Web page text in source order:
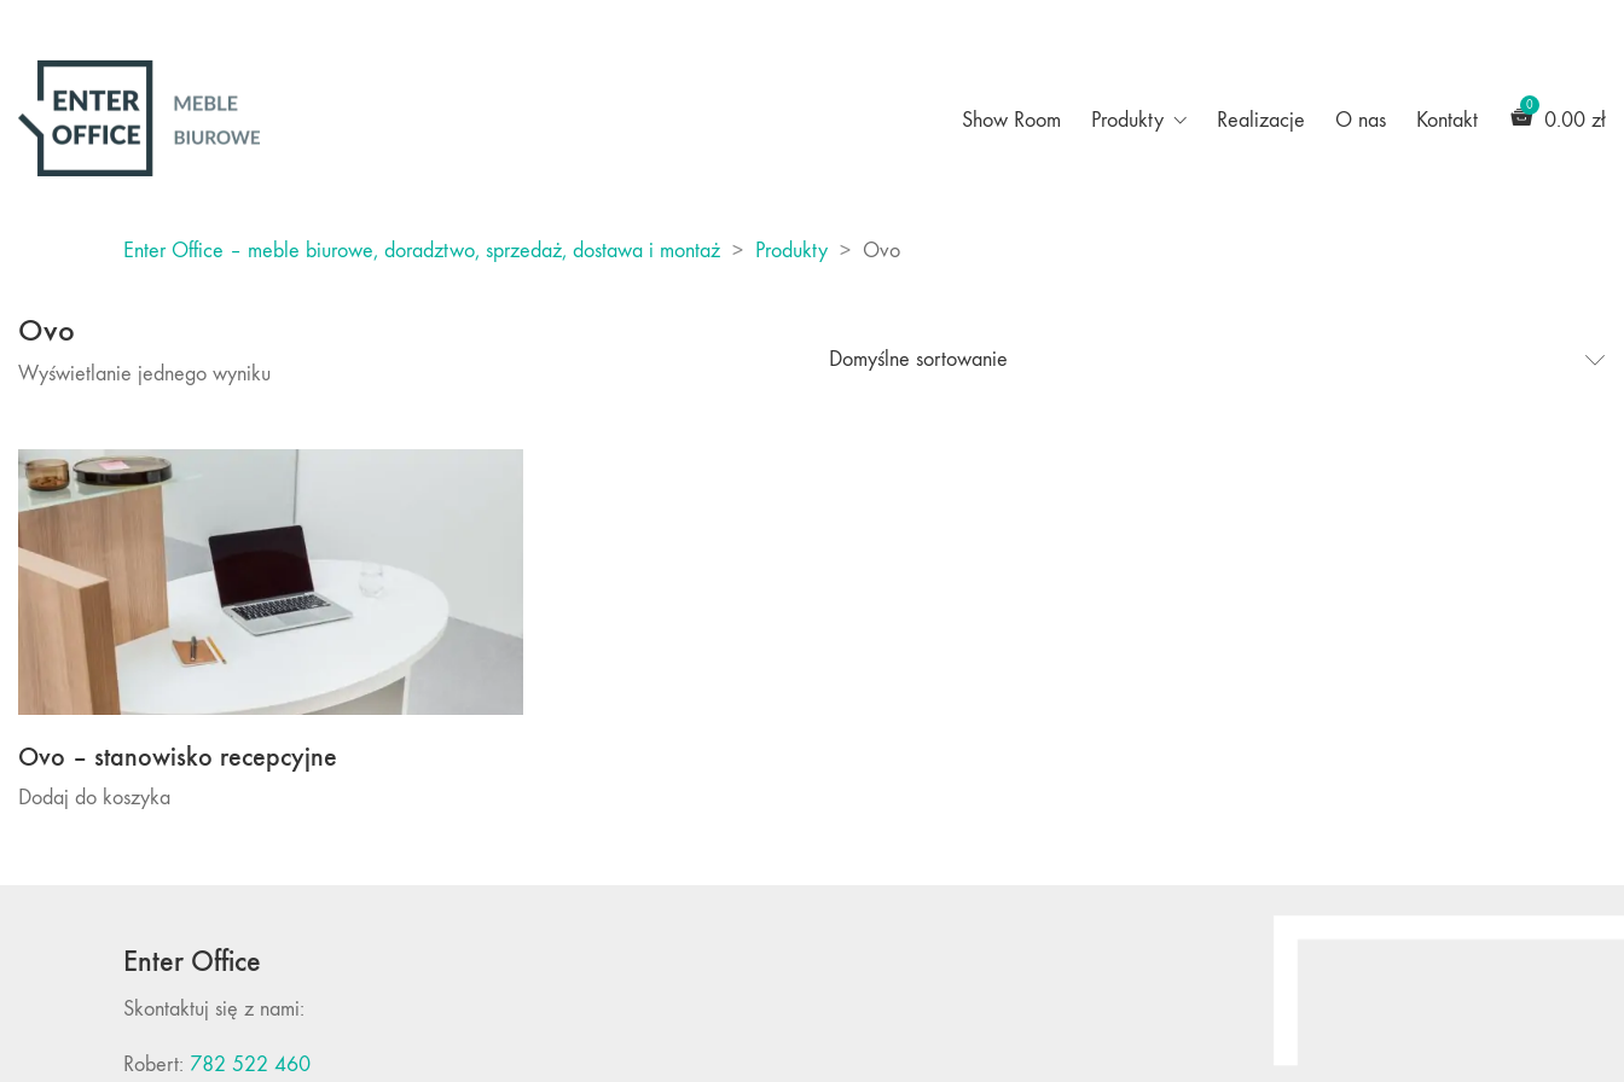
Show Room Produkty Realizacje O nas Kontakt 0.00 zł
Enter Office – meble biurowe, doradztwo, sprzedaż, dostawa i montaż > Produkty > Ovo
Ovo
Wyświetlanie jednego wyniku
Domyślne sortowanie
Ovo – stanowisko recepcyjne
Dodaj do koszyka
Enter Office
Skontaktuj się z nami:
Robert: 782 522 460